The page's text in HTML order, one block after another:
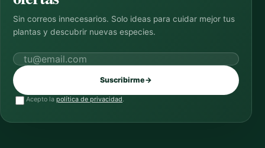
Sin correos innecesarios. Solo ideas para cuidar mejor tus
plantas y descubrir nuevas especies.
Correo electrónico
Suscribirme→
Acepto la política de privacidad.